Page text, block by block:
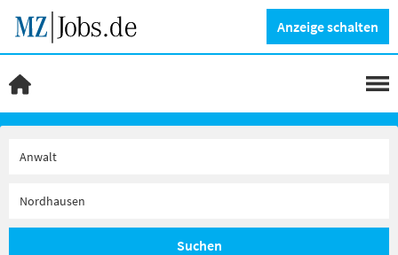
Anzeige schalten
Suchen